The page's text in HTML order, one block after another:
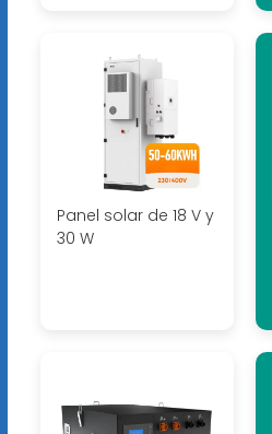
Panel solar de 18 V y
30 W